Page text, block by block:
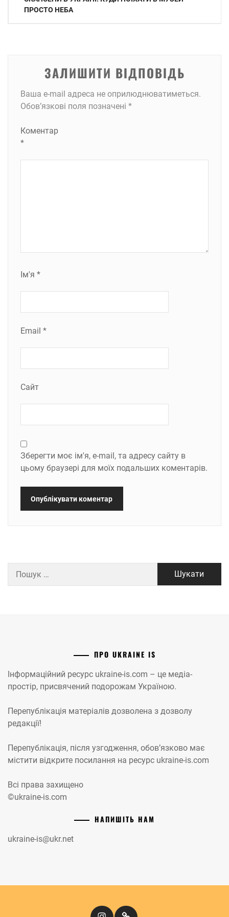
записів
ПРОСТО НЕБА
ЗАЛИШИТИ ВІДПОВІДЬ
Ваша e-mail адреса не оприлюднюватиметься.
Обов’язкові поля позначені *
Коментар
*
Ім'я *
Email *
Сайт
Зберегти моє ім'я, e-mail, та адресу сайту в
цьому браузері для моїх подальших коментарів.
ПРО UKRAINE IS
Інформаційний ресурс ukraine-is.com – це медіа-
простір, присвячений подорожам Україною.
Перепублікація матеріалів дозволена з дозволу
редакції!
Перепублікація, після узгодження, обов’язково має
містити відкрите посилання на ресурс ukraine-is.com
Всі права захищено
©ukraine-is.com
НАПИШІТЬ НАМ
ukraine-is@ukr.net
InstagramКіномандри